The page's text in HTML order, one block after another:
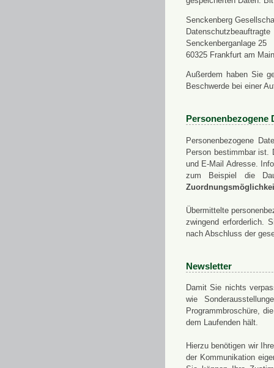
Senckenberg
Datenschutzbeauftragte
Senckenberganlage 25
60325 Frankfurt am Main
Außerdem haben Sie
Beschwerde bei einer
Personenbezogene
Personenbezogene
Person bestimmbar ist.
und E-Mail Adresse.
zum Beispiel die
Übermittelte
zwingend erforderlich.
nach Abschluss der
Newsletter
Damit Sie nichts
wie
Programmbroschüre,
dem Laufenden hält.
Hierzu benötigen wir
der Kommunikation